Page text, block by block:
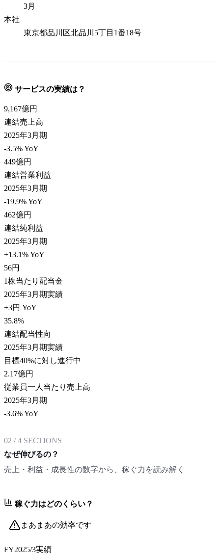
3月
本社
東京都品川区北品川5丁目1番18号
サービスの実績は？
9,167億円
連結売上高
2025年3月期
-3.5% YoY
449億円
連結営業利益
2025年3月期
-19.9% YoY
462億円
連結純利益
2025年3月期
+13.1% YoY
56円
1株当たり配当金
2025年3月期実績
+3円 YoY
35.8%
連結配当性向
2025年3月期実績
目標40%に対し進行中
2.17億円
従業員一人当たり売上高
2025年3月期
-3.6% YoY
02 /4 SECTIONS
なぜ伸びるの？
売上・利益・成長性の数字から、稼ぐ力を読み解く
稼ぐ力はどのくらい？
まあまあの効率です
FY2025/3実績